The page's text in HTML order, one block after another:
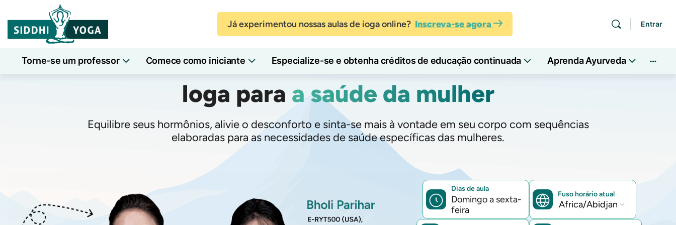
Já experimentou nossas aulas de ioga online? Inscreva-se agora Entrar
Torne-se um professor Comece como iniciante Especialize-se e obtenha créditos de educação continuada Aprenda Ayurveda
Ioga para a saúde da mulher
Equilibre seus hormônios, alivie o desconforto e sinta-se mais à vontade em seu corpo com sequências
elaboradas para as necessidades de saúde específicas das mulheres.
Dias de aula
Domingo a sexta-
feira
Fuso horário atual
Fuso
horário